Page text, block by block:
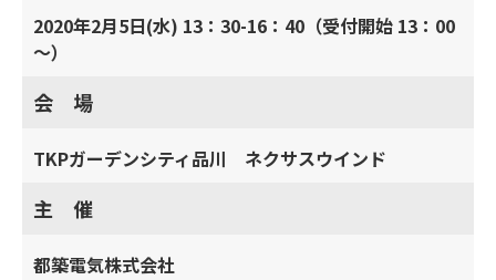
2020年2月5日(水) 13：30-16：40（受付開始 13：00
～）
会 場
TKPガーデンシティ品川 ネクサスウインド
主 催
都築電気株式会社